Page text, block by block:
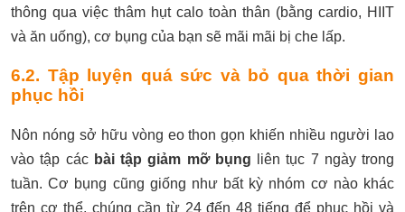
thông qua việc thâm hụt calo toàn thân (bằng cardio, HIIT
và ăn uống), cơ bụng của bạn sẽ mãi mãi bị che lấp.
6.2. Tập luyện quá sức và bỏ qua thời gian
phục hồi
Nôn nóng sở hữu vòng eo thon gọn khiến nhiều người lao
vào tập các bài tập giảm mỡ bụng liên tục 7 ngày trong
tuần. Cơ bụng cũng giống như bất kỳ nhóm cơ nào khác
trên cơ thể, chúng cần từ 24 đến 48 tiếng để phục hồi và